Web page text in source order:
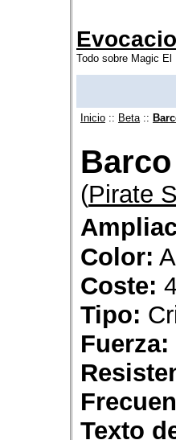
Todo sobre Magic El
Inicio :: Beta ::
(Pirate
Color:
Coste:
Tipo:
Fuerza:
Texto